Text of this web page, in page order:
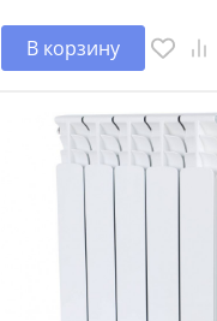
В корзину